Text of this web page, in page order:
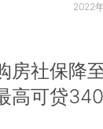
2022
房社保降
高可贷